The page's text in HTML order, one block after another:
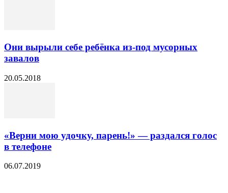
Они вырыли себе ребёнка из-под мусорных
завалов
20.05.2018
«Верни мою удочку, парень!» — раздался голос
в телефоне
06.07.2019